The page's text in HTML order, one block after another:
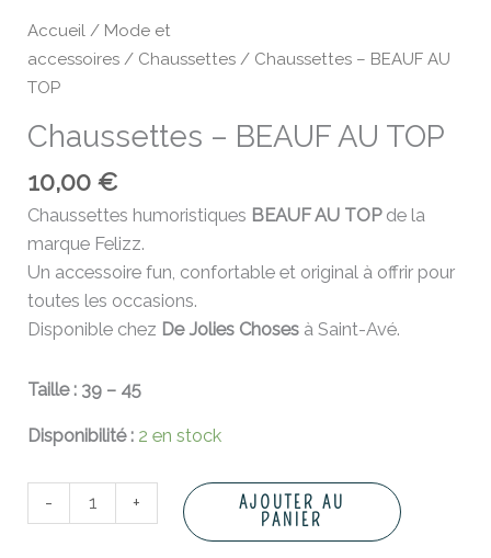
Accueil / Mode et
accessoires / Chaussettes / Chaussettes – BEAUF AU
TOP
Chaussettes – BEAUF AU TOP
10,00€
Chaussettes humoristiques BEAUF AU TOPde la
marque Felizz.
Un accessoire fun, confortable et original à offrir pour
toutes les occasions.
Disponible chez De Jolies Choses à Saint-Avé.
Taille : 39 – 45
Disponibilité : 2 en stock
- +
AJOUTER AU
PANIER